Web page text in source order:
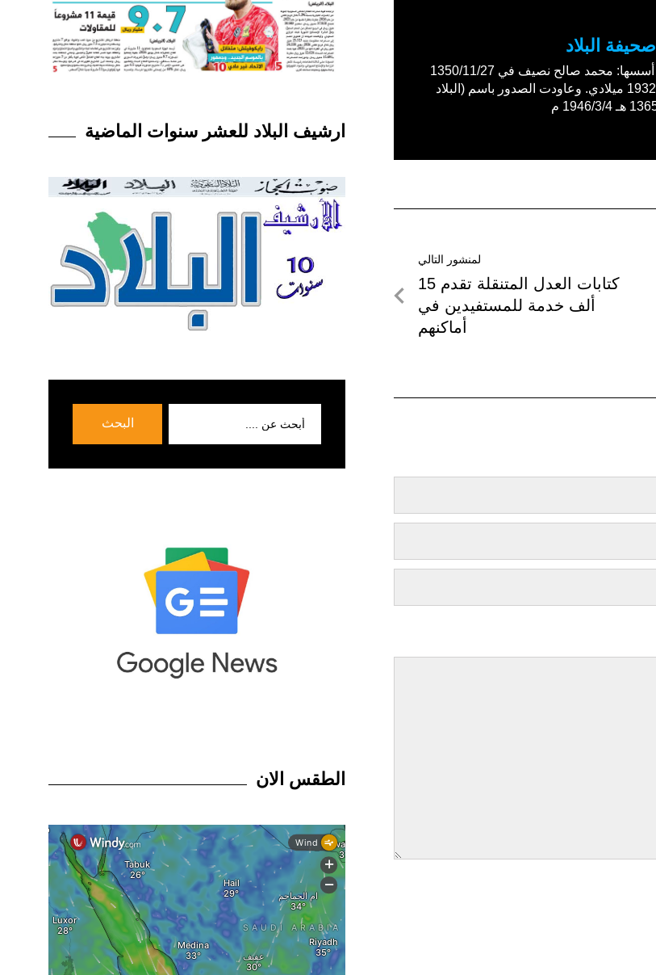
صحيفة البلاد
أول جريدة سعودية أسسها: محمد صالح نصيف في 1350/11/27
هـ الموافق 3 أبريل 1932 ميلادي. وعاودت الصدور باسم (البلاد
لمنشور التالي
لمنشور
التالي
كتابات العدل المتنقلة تقدم 15
ألف خدمة للمستفيدين في
أماكنهم
ارشيف البلاد للعشر سنوات الماضية
البحث
الطقس الان